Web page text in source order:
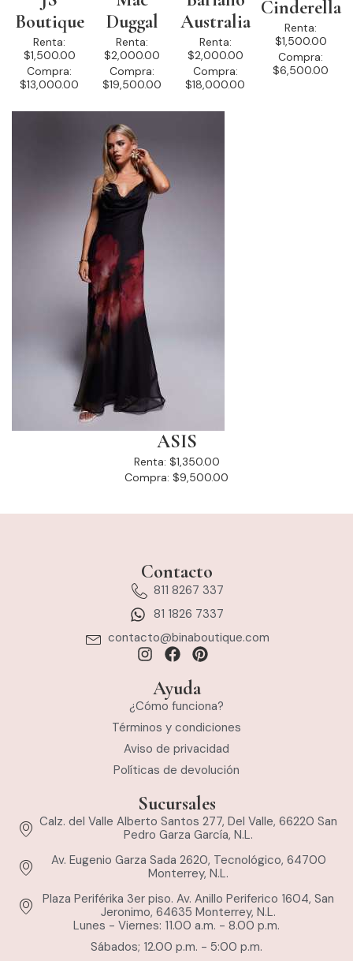
Boutique
Renta:
$1,500.00
Compra:
$13,000.00
Duggal
Renta:
$2,000.00
Compra:
$19,500.00
Australia
Renta:
$2,000.00
Compra:
$18,000.00
Cinderella
Renta:
$1,500.00
Compra:
$6,500.00
ASIS
Renta: $1,350.00
Compra: $9,500.00
Contacto
811 8267 337
81 1826 7337
contacto@binaboutique.com
Ayuda
¿Cómo funciona?
Términos y condiciones
Aviso de privacidad
Políticas de devolución
Sucursales
Calz. del Valle Alberto Santos 277, Del Valle, 66220 San
Pedro Garza García, N.L.
Av. Eugenio Garza Sada 2620, Tecnológico, 64700
Monterrey, N.L.
Plaza Periférika 3er piso. Av. Anillo Periferico 1604, San
Jeronimo, 64635 Monterrey, N.L.
Lunes - Viernes: 11.00 a.m. - 8.00 p.m.
Sábados; 12.00 p.m. - 5:00 p.m.